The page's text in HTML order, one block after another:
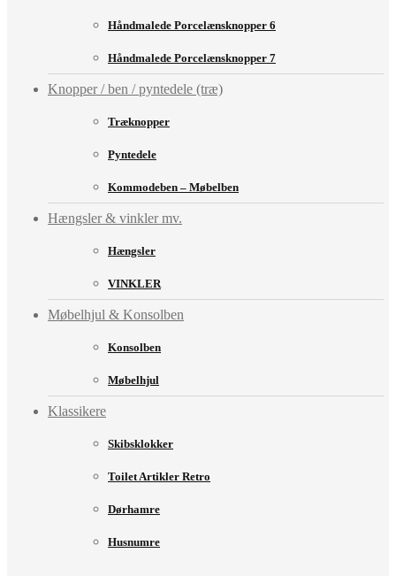
Håndmalede Porcelænsknopper 6
Håndmalede Porcelænsknopper 7
Knopper / ben / pyntedele (træ)
Træknopper
Pyntedele
Kommodeben – Møbelben
Hængsler & vinkler mv.
Hængsler
VINKLER
Møbelhjul & Konsolben
Konsolben
Møbelhjul
Klassikere
Skibsklokker
Toilet Artikler Retro
Dørhamre
Husnumre